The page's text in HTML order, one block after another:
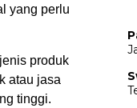
yang perlu
produk
atau jasa
tinggi.